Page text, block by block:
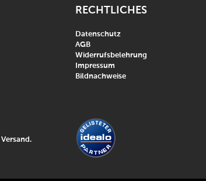
Versand.
RECHTLICHES
Datenschutz
AGB
Widerrufsbelehrung
Impressum
Bildnachweise